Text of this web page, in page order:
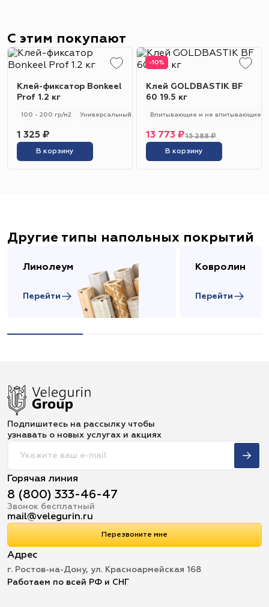
С этим покупают
Клей-фиксатор Bonkeel
Prof 1.2 кг
100 - 200 гр/м2 Универсальный
1 325 ₽
В корзину
-10%
Клей GOLDBASTIK BF
60 19.5 кг
Впитывающие и не впитывающие
15 288 ₽
13 773 ₽
В корзину
Другие типы напольных покрытий
Линолеум
Перейти
Ковролин
Перейти
Подпишитесь на рассылку чтобы
узнавать о новых услугах и акциях
Горячая линия
8 (800) 333-46-47
Звонок бесплатный
mail@velegurin.ru
Перезвоните мне
Адрес
г. Ростов-на-Дону, ул. Красноармейская 168
Работаем по всей РФ и СНГ